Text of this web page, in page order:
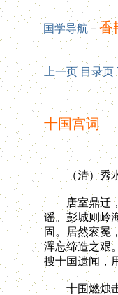
国学导航 － 香
上一页 目录页
十国宫词
（清）秀
唐室鼎迁，正
谣。彭城则岭
固。居然衮冕
浑忘缔造之艰
搜十国遗闻，
十围燃烛击